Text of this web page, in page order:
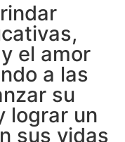
el amor
a las
su
lograr un
sus vidas